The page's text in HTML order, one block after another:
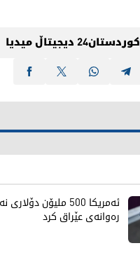
کوردستان24 دیجیتاڵ میدیا
ئەمریکا 500 ملیۆن
رەوانەی عێراق کرد